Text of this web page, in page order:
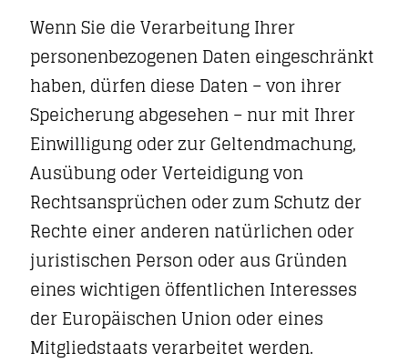
Wenn Sie die Verarbeitung Ihrer
personenbezogenen Daten eingeschränkt
haben, dürfen diese Daten – von ihrer
Speicherung abgesehen – nur mit Ihrer
Einwilligung oder zur Geltendmachung,
Ausübung oder Verteidigung von
Rechtsansprüchen oder zum Schutz der
Rechte einer anderen natürlichen oder
juristischen Person oder aus Gründen
eines wichtigen öffentlichen Interesses
der Europäischen Union oder eines
Mitgliedstaats verarbeitet werden.